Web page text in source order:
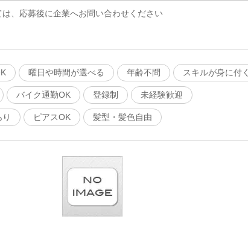
、応募後に企業へお問い合わせください
曜日や時間が選べる 年齢不問 スキルが身に付く
バイク通勤OK 登録制 未経験歓迎
ピアスOK 髪型・髪色自由